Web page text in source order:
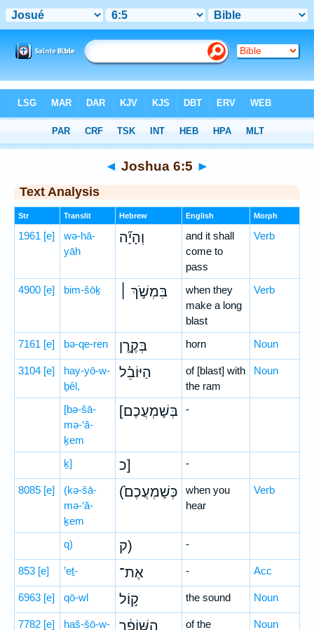
> Joshua 6:5
◄ Joshua 6:5 ►
Text Analysis
Str Translit Hebrew English Morph
1961 [e]
wə-hā-
yāh
וְהָיָ֞ה
and it shall
come to
pass
Verb
4900 [e] bim-šōḵ בִּמְשֹׁ֣ךְ ׀
when they
make a long
blast
Verb
7161 [e] bə-qe-ren בְּקֶ֣רֶן horn Noun
3104 [e]
hay-yō-w-
ḇêl,
הַיּוֹבֵ֗ל
of [blast] with
the ram
Noun
[bə-šā-
mə-‘ă-
ḵem
[בְּשָׁמְעֲכֶם -
ḵ] כ] -
8085 [e]
(kə-šā-
mə-‘ă-
ḵem
(כְּשָׁמְעֲכֶם֙
when you
hear
Verb
q) ק) -
853 [e] ’eṯ- אֶת־ - Acc
6963 [e] qō-wl ק֣וֹל the sound Noun
7782 [e]
haš-šō-w-
הַשּׁוֹפָ֔ר
of the
Noun